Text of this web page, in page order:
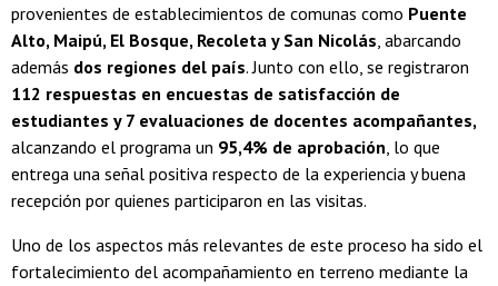
provenientes de establecimientos de comunas como Puente
Alto, Maipú, El Bosque, Recoleta y San Nicolás, abarcando
además dos regiones del país. Junto con ello, se registraron
112 respuestas en encuestas de satisfacción de
estudiantes y 7 evaluaciones de docentes acompañantes,
alcanzando el programa un 95,4% de aprobación, lo que
entrega una señal positiva respecto de la experiencia y buena
recepción por quienes participaron en las visitas.
Uno de los aspectos más relevantes de este proceso ha sido el
fortalecimiento del acompañamiento en terreno mediante la